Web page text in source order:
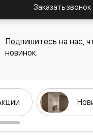
Заказать звонок
Подпишитесь на нас,
новинок.